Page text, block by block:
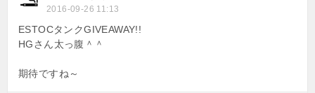
ン
2016-09-26 11:13
ESTOCタンクGIVEAWAY!!
HGさん太っ腹＾＾
期待ですね～